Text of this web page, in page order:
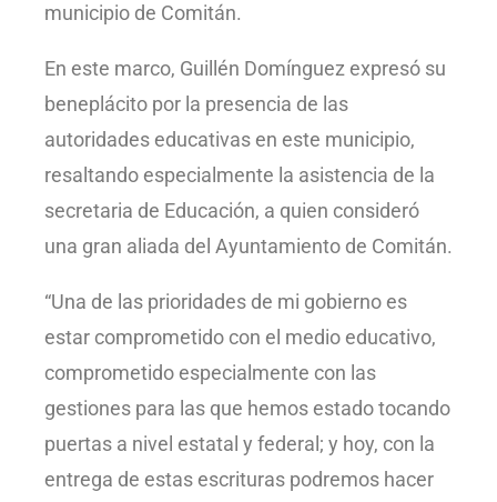
municipio de Comitán.
En este marco, Guillén Domínguez expresó su
beneplácito por la presencia de las
autoridades educativas en este municipio,
resaltando especialmente la asistencia de la
secretaria de Educación, a quien consideró
una gran aliada del Ayuntamiento de Comitán.
“Una de las prioridades de mi gobierno es
estar comprometido con el medio educativo,
comprometido especialmente con las
gestiones para las que hemos estado tocando
puertas a nivel estatal y federal; y hoy, con la
entrega de estas escrituras podremos hacer